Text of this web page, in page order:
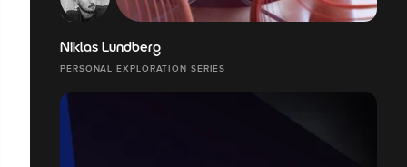
Niklas Lundberg
PERSONAL EXPLORATION SERIES